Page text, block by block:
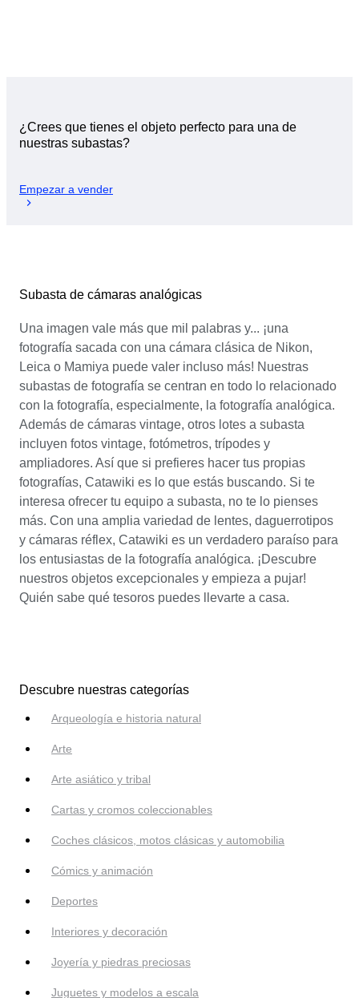
¿Crees que tienes el objeto perfecto para una de
nuestras subastas?
Empezar a vender
Subasta de cámaras analógicas
Una imagen vale más que mil palabras y... ¡una
fotografía sacada con una cámara clásica de Nikon,
Leica o Mamiya puede valer incluso más! Nuestras
subastas de fotografía se centran en todo lo relacionado
con la fotografía, especialmente, la fotografía analógica.
Además de cámaras vintage, otros lotes a subasta
incluyen fotos vintage, fotómetros, trípodes y
ampliadores. Así que si prefieres hacer tus propias
fotografías, Catawiki es lo que estás buscando. Si te
interesa ofrecer tu equipo a subasta, no te lo pienses
más. Con una amplia variedad de lentes, daguerrotipos
y cámaras réflex, Catawiki es un verdadero paraíso para
los entusiastas de la fotografía analógica. ¡Descubre
nuestros objetos excepcionales y empieza a pujar!
Quién sabe qué tesoros puedes llevarte a casa.
Descubre nuestras categorías
Arqueología e historia natural
Arte
Arte asiático y tribal
Cartas y cromos coleccionables
Coches clásicos, motos clásicas y automobilia
Cómics y animación
Deportes
Interiores y decoración
Joyería y piedras preciosas
Juguetes y modelos a escala